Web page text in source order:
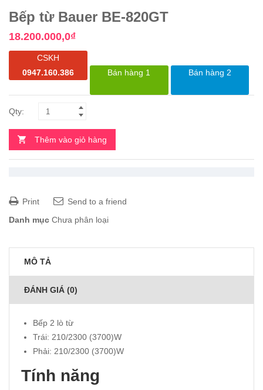
Bếp từ Bauer BE-820GT
18.200.000,0₫
CSKH
0947.160.386
Bán hàng 1 Bán hàng 2
Thêm vào giỏ hàng
Print
Send to a friend
Danh mục Chưa phân loại
MÔ TẢ
ĐÁNH GIÁ (0)
Bếp 2 lò từ
Trái: 210/2300 (3700)W
Phải: 210/2300 (3700)W
Tính năng